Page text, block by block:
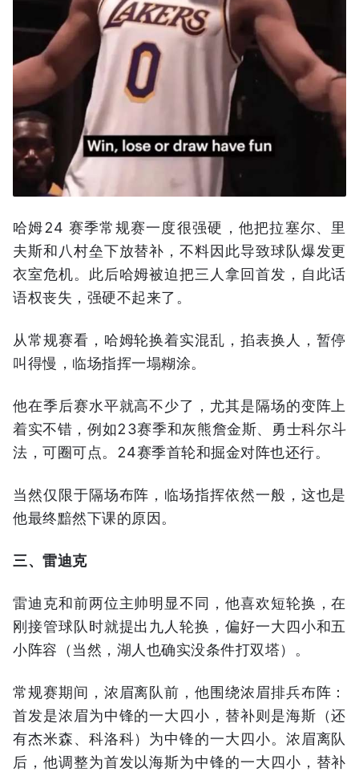
哈姆24 赛季常规赛一度很强硬，他把拉塞尔、里
夫斯和八村垒下放替补，不料因此导致球队爆发更
衣室危机。此后哈姆被迫把三人拿回首发，自此话
语权丧失，强硬不起来了。
从常规赛看，哈姆轮换着实混乱，掐表换人，暂停
叫得慢，临场指挥一塌糊涂。
他在季后赛水平就高不少了，尤其是隔场的变阵上
着实不错，例如23赛季和灰熊詹金斯、勇士科尔斗
法，可圈可点。24赛季首轮和掘金对阵也还行。
当然仅限于隔场布阵，临场指挥依然一般，这也是
他最终黯然下课的原因。
三、雷迪克
雷迪克和前两位主帅明显不同，他喜欢短轮换，在
刚接管球队时就提出九人轮换，偏好一大四小和五
小阵容（当然，湖人也确实没条件打双塔）。
常规赛期间，浓眉离队前，他围绕浓眉排兵布阵：
首发是浓眉为中锋的一大四小，替补则是海斯（还
有杰米森、科洛科）为中锋的一大四小。浓眉离队
后，他调整为首发以海斯为中锋的一大四小，替补